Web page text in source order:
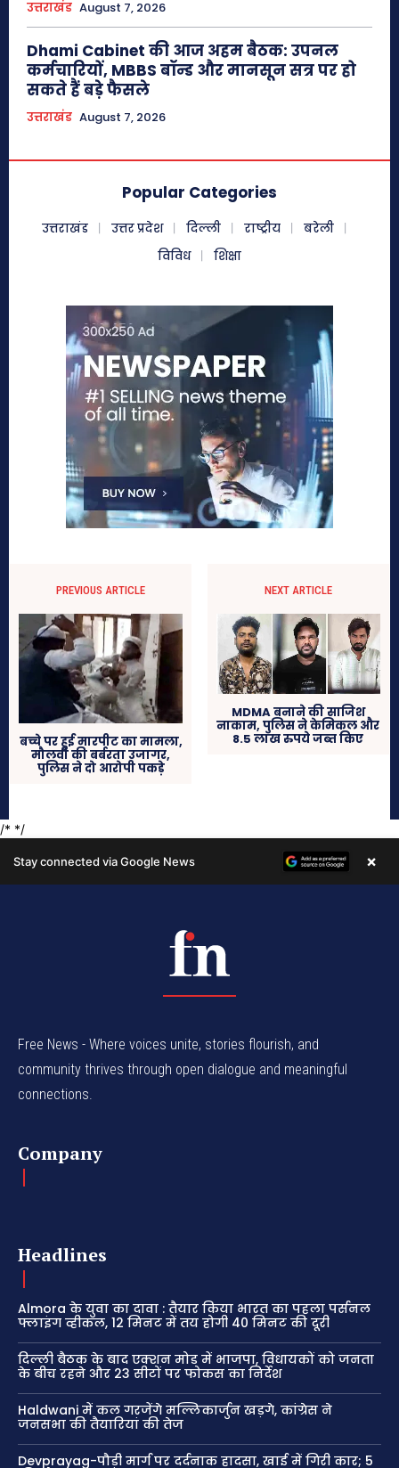
Free News - Where voices unite, stories flourish, and
community thrives through open dialogue and meaningful
connections.
Company
Headlines
Almora के युवा का दावा : तैयार किया भारत का पहला पर्सनल
फ्लाइंग व्हीकल, 12 मिनट में तय होगी 40 मिनट की दूरी
दिल्ली बैठक के बाद एक्शन मोड में भाजपा, विधायकों को जनता
के बीच रहने और 23 सीटों पर फोकस का निर्देश
Haldwani में कल गरजेंगे मल्लिकार्जुन खड़गे, कांग्रेस ने
जनसभा की तैयारियां की तेज
Devprayag-पौड़ी मार्ग पर दर्दनाक हादसा, खाई में गिरी कार; 5